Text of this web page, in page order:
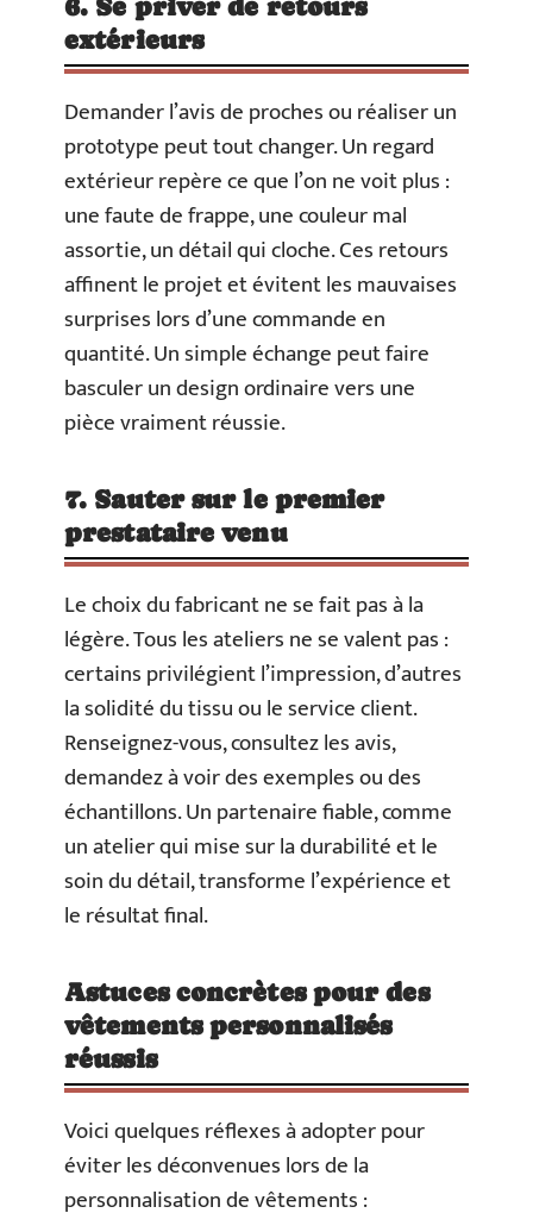
6. Se priver de retours
extérieurs
Demander l’avis de proches ou réaliser un
prototype peut tout changer. Un regard
extérieur repère ce que l’on ne voit plus :
une faute de frappe, une couleur mal
assortie, un détail qui cloche. Ces retours
affinent le projet et évitent les mauvaises
surprises lors d’une commande en
quantité. Un simple échange peut faire
basculer un design ordinaire vers une
pièce vraiment réussie.
7. Sauter sur le premier
prestataire venu
Le choix du fabricant ne se fait pas à la
légère. Tous les ateliers ne se valent pas :
certains privilégient l’impression, d’autres
la solidité du tissu ou le service client.
Renseignez-vous, consultez les avis,
demandez à voir des exemples ou des
échantillons. Un partenaire fiable, comme
un atelier qui mise sur la durabilité et le
soin du détail, transforme l’expérience et
le résultat final.
Astuces concrètes pour des
vêtements personnalisés
réussis
Voici quelques réflexes à adopter pour
éviter les déconvenues lors de la
personnalisation de vêtements :